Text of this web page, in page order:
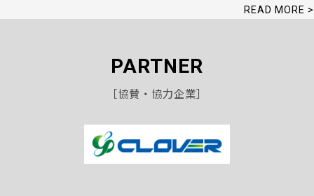
READ MORE >
PARTNER
［協賛・協力企業］